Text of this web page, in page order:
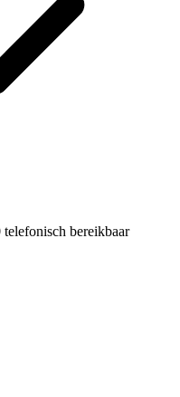
bereikbaar